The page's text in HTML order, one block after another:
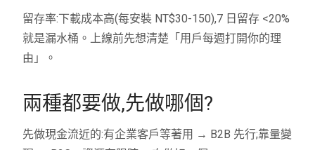
留存率:下載成本高(每安裝 NT$30-150),7 日留存 <20%
就是漏水桶。上線前先想清楚「用戶每週打開你的理
由」。
兩種都要做,先做哪個?
先做現金流近的:有企業客戶等著用 → B2B 先行;靠量變